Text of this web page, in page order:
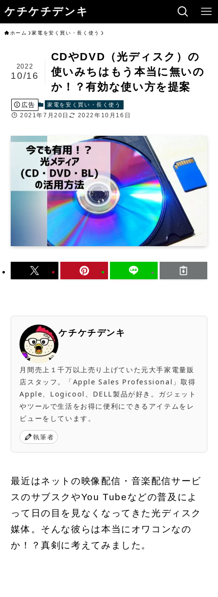
ケチケチデンキ
ホーム 家電を安く買い・長く使う
CDやDVD（光ディスク）の
使いみちはもう本当に無いの
か！？有効な使い方を提案
2022
10/16
広告 家電を安く買い・長く使う
2021年7月20日 2022年10月16日
ケチケチデンキ
月間売上１千万以上売り上げていた元大手家電量販
店スタッフ。「Apple Sales Professional」取得
Apple、Logicool、DELL製品が好き。ガジェット
やツールで生活をお得に便利にできるアイテムをレ
ビューをしています。
執筆者
最近はネットの映像配信・音楽配信サービ
スのサブスクやYou Tubeなどの普及によ
って日の目を見なくなってきた光ディスク
媒体。そんな彼らは本当にオワコンなの
か！？真剣に考えてみました。